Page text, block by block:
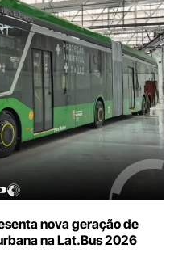
nova geração de
na Lat.Bus 2026